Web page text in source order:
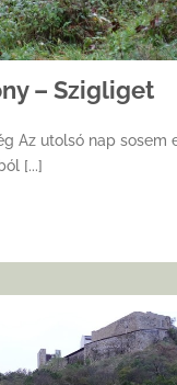
– Szigliget
Az utolsó nap sosem
[...]